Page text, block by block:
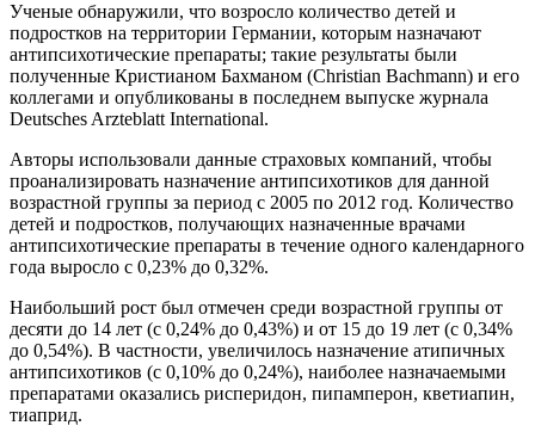
Ученые обнаружили, что возросло количество детей и
подростков на территории Германии, которым назначают
антипсихотические препараты; такие результаты были
полученные Кристианом Бахманом (Christian Bachmann) и его
коллегами и опубликованы в последнем выпуске журнала
Deutsches Arzteblatt International.
Авторы использовали данныe страховых компаний, чтобы
проанализировать назначение антипсихотиков для данной
возрастной группы за период с 2005 по 2012 год. Количество
детей и подростков, получающих назначенные врачами
антипсихотические препараты в течение одного календарного
года выросло с 0,23% до 0,32%.
Наибольший рост был отмечен среди возрастной группы от
десяти до 14 лет (с 0,24% до 0,43%) и от 15 до 19 лет (с 0,34%
до 0,54%). В частности, увеличилось назначение атипичных
антипсихотиков (с 0,10% до 0,24%), наиболее назначаемыми
препаратами оказались рисперидон, пипамперон, кветиапин,
тиаприд.